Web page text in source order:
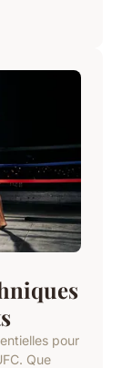
pour
Que